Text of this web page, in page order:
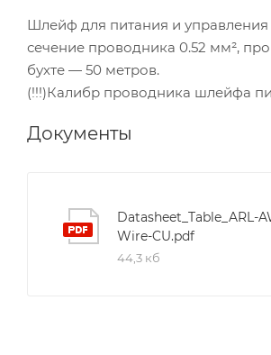
Шлейф для питания и
сечение проводника 0.52 мм²,
бухте — 50 метров.
(!!!)Калибр проводника шлейфа
Документы
Datasheet_Table_ARL-
Wire-CU.pdf
44,3 кб